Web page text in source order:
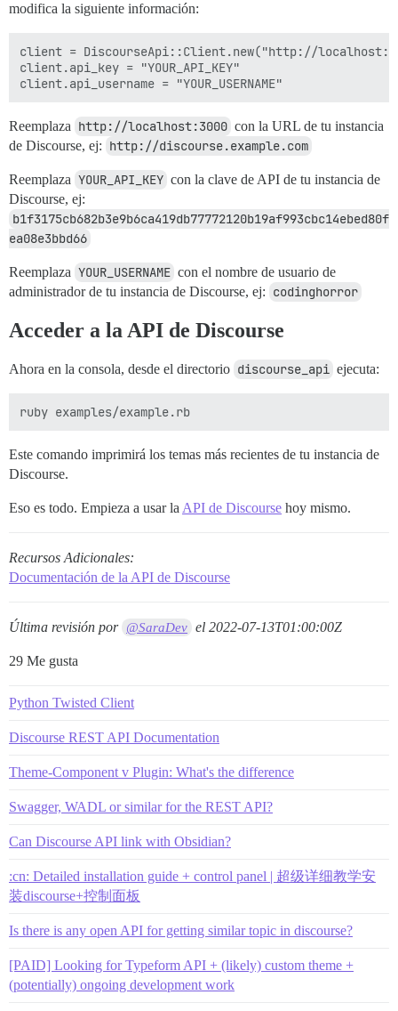
modifica la siguiente información:
client = DiscourseApi::Client.new("http://
client.api_key = "YOUR_API_KEY"
Reemplaza http://localhost:3000 con la URL de tu instancia
de Discourse, ej: http://discourse.example.com
Reemplaza YOUR_API_KEY con la clave de API de tu instancia de
Discourse, ej:
b1f3175cb682b3e9b6ca419db77772120b19af993cbc14ebed80f
ea08e3bbd66
Reemplaza YOUR_USERNAME con el nombre de usuario de
administrador de tu instancia de Discourse, ej: codinghorror
Acceder a la API de Discourse
Ahora en la consola, desde el directorio discourse_api ejecuta:
Este comando imprimirá los temas más recientes de tu instancia de
Discourse.
Eso es todo. Empieza a usar la API de Discourse hoy mismo.
Recursos Adicionales:
Documentación de la API de Discourse
Última revisión por @SaraDev el2022-07-13T01:00:00Z
29 Me gusta
Python Twisted Client
Discourse REST API Documentation
Theme-Component v Plugin: What's the difference
Swagger, WADL or similar for the REST API?
Can Discourse API link with Obsidian?
:cn: Detailed installation guide + control panel | 超级详细教学安
装discourse+控制面板
Is there is any open API for getting similar topic in discourse?
[PAID] Looking for Typeform API + (likely) custom theme +
(potentially) ongoing development work